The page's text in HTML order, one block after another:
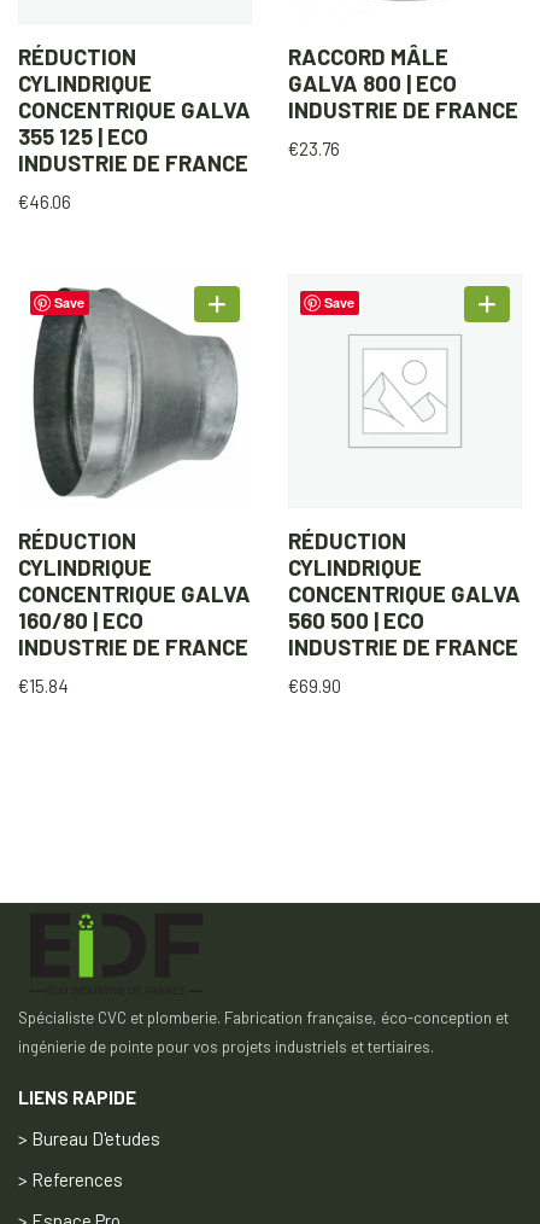
RÉDUCTION
CYLINDRIQUE
CONCENTRIQUE GALVA
355 125 | ECO
INDUSTRIE DE FRANCE
€46.06
RACCORD MÂLE
GALVA 800 | ECO
INDUSTRIE DE FRANCE
€23.76
Save
RÉDUCTION
CYLINDRIQUE
CONCENTRIQUE GALVA
160/80 | ECO
INDUSTRIE DE FRANCE
€15.84
Save
RÉDUCTION
CYLINDRIQUE
CONCENTRIQUE GALVA
560 500 | ECO
INDUSTRIE DE FRANCE
€69.90
Spécialiste CVC et plomberie. Fabrication française, éco-conception et
ingénierie de pointe pour vos projets industriels et tertiaires.
LIENS RAPIDE
> Bureau D'etudes
> References